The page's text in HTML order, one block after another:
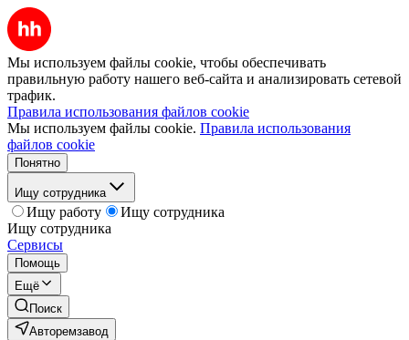
Мы используем файлы cookie, чтобы обеспечивать
правильную работу нашего веб-сайта и анализировать сетевой
трафик.
Правила использования файлов cookie
Мы используем файлы cookie. Правила использования
файлов cookie
Понятно
Ищу сотрудника
Ищу работу
Ищу сотрудника
Ищу сотрудника
Сервисы
Помощь
Ещё
Поиск
Авторемзавод